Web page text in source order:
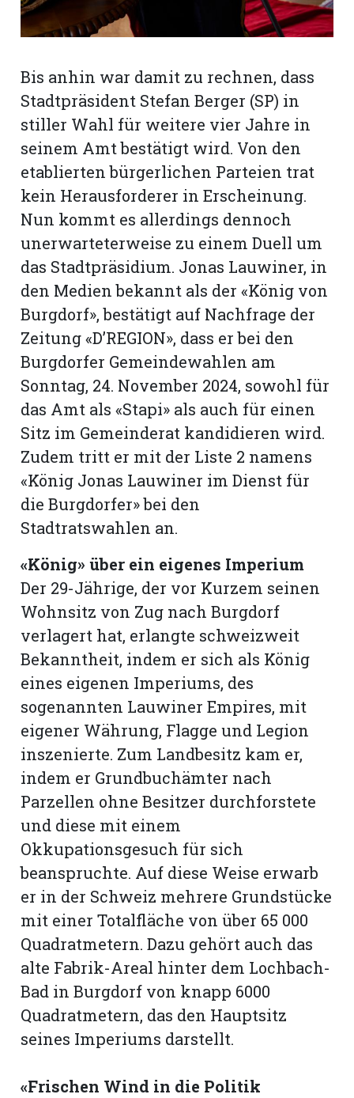
Bis anhin war damit zu rechnen, dass
Stadtpräsident Stefan Berger (SP) in
stiller Wahl für weitere vier Jahre in
seinem Amt bestätigt wird. Von den
etablierten bürgerlichen Parteien trat
kein Herausforderer in Erscheinung.
Nun kommt es allerdings dennoch
unerwarteterweise zu einem Duell um
das Stadtpräsidium. Jonas Lauwiner, in
den Medien bekannt als der «König von
Burgdorf», bestätigt auf Nachfrage der
Zeitung «D’REGION», dass er bei den
Burgdorfer Gemeindewahlen am
Sonntag, 24. November 2024, sowohl für
das Amt als «Stapi» als auch für einen
Sitz im Gemeinderat kandidieren wird.
Zudem tritt er mit der Liste 2 namens
«König Jonas Lauwiner im Dienst für
die Burgdorfer» bei den
Stadtratswahlen an.
«König» über ein eigenes Imperium
Der 29-Jährige, der vor Kurzem seinen
Wohnsitz von Zug nach Burgdorf
verlagert hat, erlangte schweizweit
Bekanntheit, indem er sich als König
eines eigenen Imperiums, des
sogenannten Lauwiner Empires, mit
eigener Währung, Flagge und Legion
inszenierte. Zum Landbesitz kam er,
indem er Grundbuchämter nach
Parzellen ohne Besitzer durchforstete
und diese mit einem
Okkupationsgesuch für sich
beanspruchte. Auf diese Weise erwarb
er in der Schweiz mehrere Grundstücke
mit einer Totalfläche von über 65 000
Quadratmetern. Dazu gehört auch das
alte Fabrik-Areal hinter dem Lochbach-
Bad in Burgdorf von knapp 6000
Quadratmetern, das den Hauptsitz
seines Imperiums darstellt.
«Frischen Wind in die Politik